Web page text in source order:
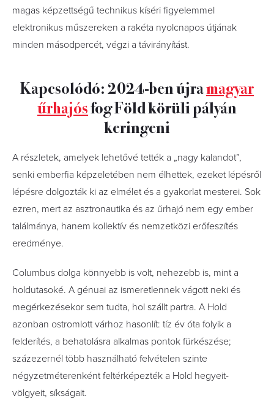
magas képzettségű technikus kíséri figyelemmel
elektronikus műszereken a rakéta nyolcnapos útjának
minden másodpercét, végzi a távirányítást.
Kapcsolódó: 2024-ben újramagyar
űrhajósfog Föld körüli pályán
keringeni
A részletek, amelyek lehetővé tették a „nagy kalandot”,
senki emberfia képzeletében nem élhettek, ezeket lépésről
lépésre dolgozták ki az elmélet és a gyakorlat mesterei. Sok
ezren, mert az asztronautika és az űrhajó nem egy ember
találmánya, hanem kollektív és nemzetközi erőfeszítés
eredménye.
Columbus dolga könnyebb is volt, nehezebb is, mint a
holdutasoké. A génuai az ismeretlennek vágott neki és
megérkezésekor sem tudta, hol szállt partra. A Hold
azonban ostromlott várhoz hasonlít: tíz év óta folyik a
felderítés, a behatolásra alkalmas pontok fürkészése;
százezernél több használható felvételen szinte
négyzetméterenként feltérképezték a Hold hegyeit-
völgyeit, síkságait.